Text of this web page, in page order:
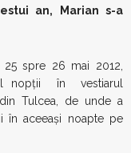
an, Marian s-a
spre 26 mai 2012,
nopţii în vestiarul
Tulcea, de unde a
în aceeaşi noapte pe